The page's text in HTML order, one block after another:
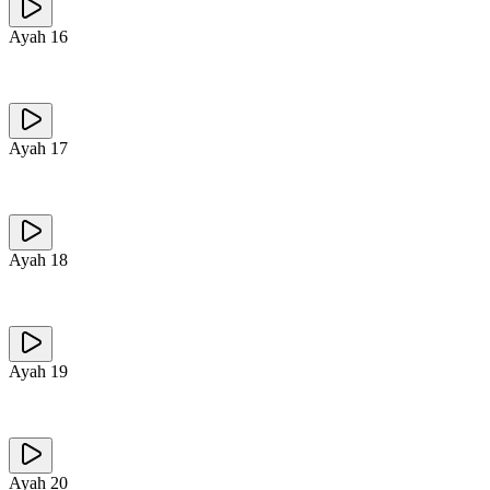
Ayah 16
Ayah 17
Ayah 18
Ayah 19
Ayah 20